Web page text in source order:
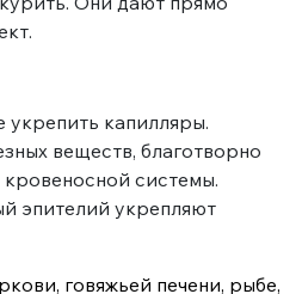
капилляры.
веществ, благотворно
системы.
эпителий укрепляют
говяжьей печени, рыбе,